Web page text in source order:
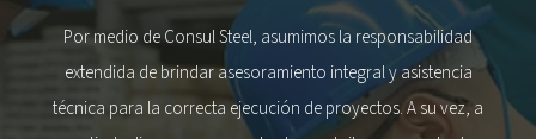
Por medio de Consul Steel, asumimos la responsabilidad
extendida de brindar asesoramiento integral y asistencia
técnica para la correcta ejecución de proyectos. A su vez, a